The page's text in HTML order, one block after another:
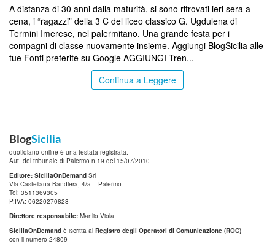
A distanza di 30 anni dalla maturità, si sono ritrovati ieri sera a
cena, i “ragazzi” della 3 C del liceo classico G. Ugdulena di
Termini Imerese, nel palermitano. Una grande festa per i
compagni di classe nuovamente insieme. Aggiungi BlogSicilia alle
tue Fonti preferite su Google AGGIUNGI Tren...
Continua a Leggere
BlogSicilia
quotidiano online è una testata registrata.
Aut. del tribunale di Palermo n.19 del 15/07/2010
Editore: SiciliaOnDemand Srl
Via Castellana Bandiera, 4/a – Palermo
Tel: 3511369305
P.IVA: 06220270828
Direttore responsabile: Manlio Viola
SiciliaOnDemand è iscritta al Registro degli Operatori di Comunicazione (ROC)
con il numero 24809